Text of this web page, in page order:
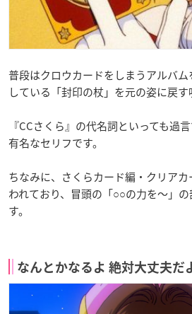
普段はクロウカードをしまうアルバ
している「封印の杖」を元の姿に戻す
『CCさくら』の代名詞といっても過
有名なセリフです。
ちなみに、さくらカード編・クリア
われており、冒頭の「○○の力を〜」
す。
なんとかなるよ 絶対大丈夫だ